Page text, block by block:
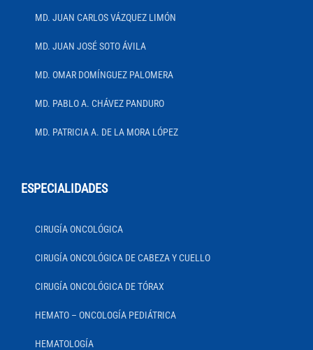
MD. JUAN CARLOS VÁZQUEZ LIMÓN
MD. JUAN JOSÉ SOTO ÁVILA
MD. OMAR DOMÍNGUEZ PALOMERA
MD. PABLO A. CHÁVEZ PANDURO
MD. PATRICIA A. DE LA MORA LÓPEZ
ESPECIALIDADES
CIRUGÍA ONCOLÓGICA
CIRUGÍA ONCOLÓGICA DE CABEZA Y CUELLO
CIRUGÍA ONCOLÓGICA DE TÓRAX
HEMATO – ONCOLOGÍA PEDIÁTRICA
HEMATOLOGÍA